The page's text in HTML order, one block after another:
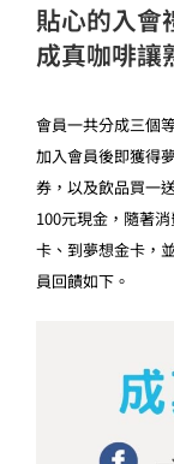
貼心的入會
成真咖啡讓
會員一共分成三個
加入會員後即獲得
券，以及飲品買一
100元現金，隨著
卡、到夢想金卡，
員回饋如下。